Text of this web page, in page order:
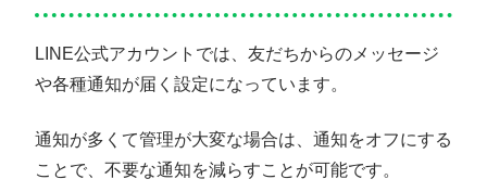
LINE公式アカウントでは、友だちからのメッセージ
や各種通知が届く設定になっています。
通知が多くて管理が大変な場合は、通知をオフにする
ことで、不要な通知を減らすことが可能です。